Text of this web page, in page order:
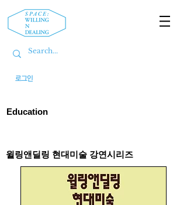
로그인
Education
​윌링앤딜링 현대미술 강연시리즈